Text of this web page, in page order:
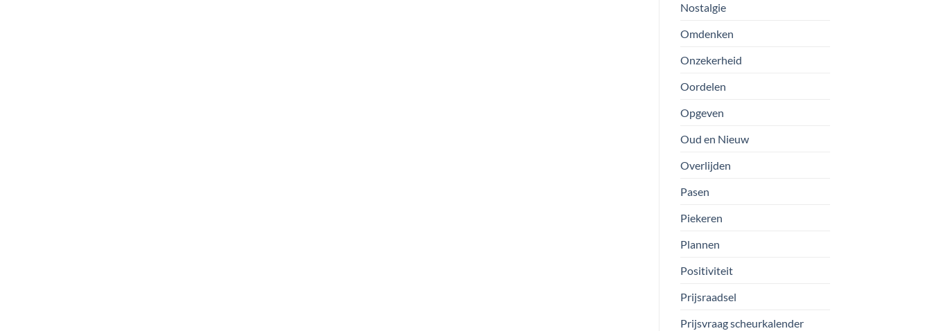
Nostalgie
Omdenken
Onzekerheid
Oordelen
Opgeven
Oud en Nieuw
Overlijden
Pasen
Piekeren
Plannen
Positiviteit
Prijsraadsel
Prijsvraag scheurkalender